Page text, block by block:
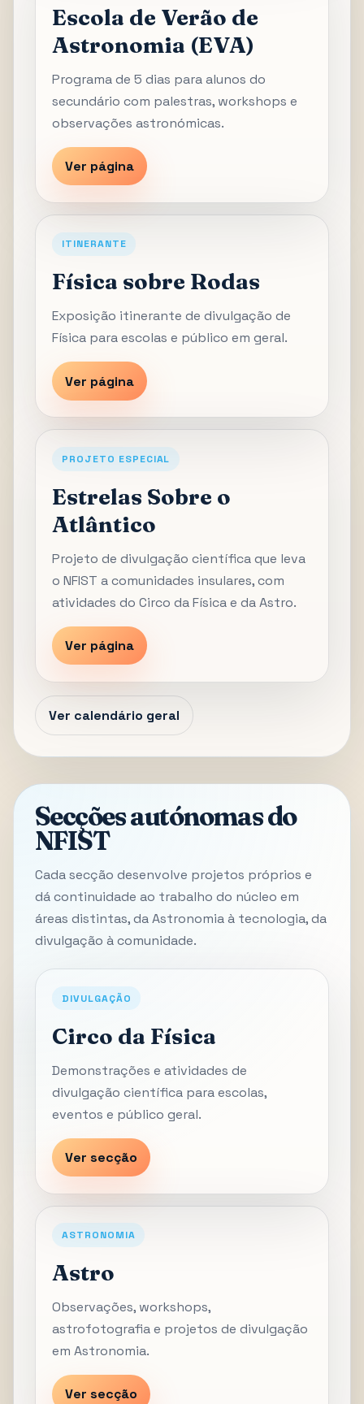
Escola de Verão de
Astronomia (EVA)
Programa de 5 dias para alunos do
secundário com palestras, workshops e
observações astronómicas.
Ver página
ITINERANTE
Física sobre Rodas
Exposição itinerante de divulgação de
Física para escolas e público em geral.
Ver página
PROJETO ESPECIAL
Estrelas Sobre o
Atlântico
Projeto de divulgação científica que leva
o NFIST a comunidades insulares, com
atividades do Circo da Física e da Astro.
Ver página
Ver calendário geral
Secções autónomas do
NFIST
Cada secção desenvolve projetos próprios e
dá continuidade ao trabalho do núcleo em
áreas distintas, da Astronomia à tecnologia, da
divulgação à comunidade.
DIVULGAÇÃO
Circo da Física
Demonstrações e atividades de
divulgação científica para escolas,
eventos e público geral.
Ver secção
ASTRONOMIA
Astro
Observações, workshops,
astrofotografia e projetos de divulgação
em Astronomia.
Ver secção